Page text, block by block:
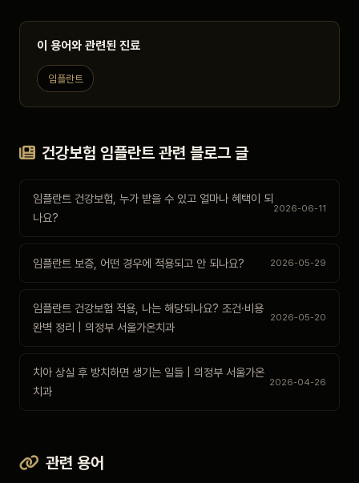
이 용어와 관련된 진료
임플란트
건강보험 임플란트 관련 블로그 글
임플란트 건강보험, 누가 받을 수 있고 얼마나 혜택이 되
나요?
2026-06-11
임플란트 보증, 어떤 경우에 적용되고 안 되나요? 2026-05-29
임플란트 건강보험 적용, 나는 해당되나요? 조건·비용
완벽 정리 | 의정부 서울가온치과
2026-05-20
치아 상실 후 방치하면 생기는 일들 | 의정부 서울가온
치과
2026-04-26
관련 용어